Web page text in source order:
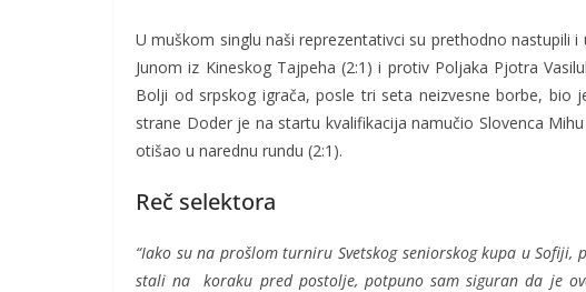
U muškom singlu naši reprezentativci su prethodno nastupili
Junom iz Kineskog Tajpeha (2:1) i protiv Poljaka Pjotra
Bolji od srpskog igrača, posle tri seta neizvesne borbe, bio
strane Doder je na startu kvalifikacija namučio Slovenca
otišao u narednu rundu (2:1).
Reč selektora
“Iako su na prošlom turniru Svetskog seniorskog kupa u
stali na koraku pred postolje, potpuno sam siguran da je